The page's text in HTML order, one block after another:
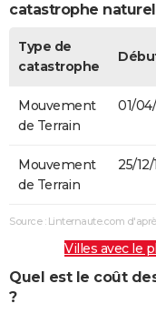
catastrophe
Type de
catastrophe
Mouvement
de Terrain
01/
Mouvement
de Terrain
25/
Source : Linternaute.com
Villes avec le
Quel est le coût
?